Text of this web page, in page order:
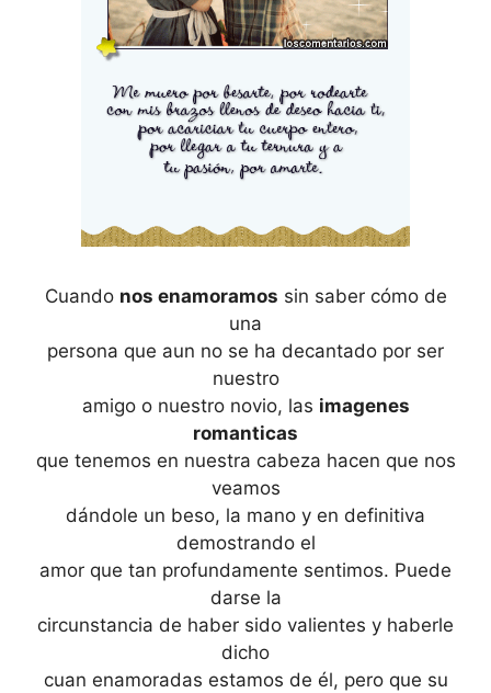
Cuando nos enamoramos sin saber cómo de
una
persona que aun no se ha decantado por ser
nuestro
amigo o nuestro novio, las imagenes
romanticas
que tenemos en nuestra cabeza hacen que nos
veamos
dándole un beso, la mano y en definitiva
demostrando el
amor que tan profundamente sentimos. Puede
darse la
circunstancia de haber sido valientes y haberle
dicho
cuan enamoradas estamos de él, pero que su